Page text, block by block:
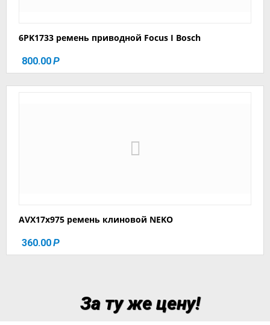
6PK1733 ремень приводной Focus I Bosch
800.00Р
AVX17x975 ремень клиновой NEKO
360.00Р
За ту же цену!